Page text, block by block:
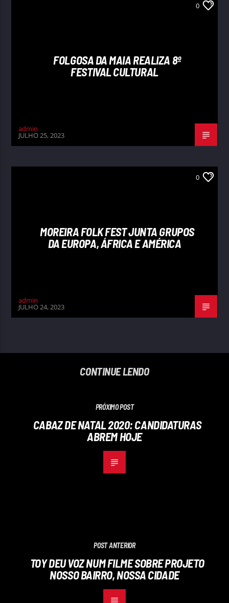
0
FOLGOSA DA MAIA REALIZA 8º
FESTIVAL CULTURAL
admin
JULHO 25, 2023
0
MOREIRA FOLK FEST JUNTA GRUPOS
DA EUROPA, ÁFRICA E AMÉRICA
admin
JULHO 24, 2023
CONTINUE LENDO
PRÓXIMO POST
CABAZ DE NATAL 2020: CANDIDATURAS
ABREM HOJE
POST ANTERIOR
TOY DEU VOZ NUM FILME SOBRE PROJETO
NOSSO BAIRRO, NOSSA CIDADE